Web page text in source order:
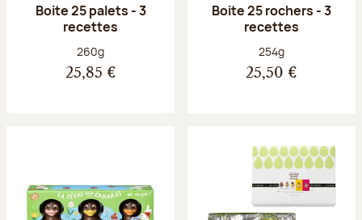
Boite 25 palets - 3
recettes
Poids net :
260g
25,85 €
Boite 25 rochers - 3
recettes
Poids net :
254g
25,50 €